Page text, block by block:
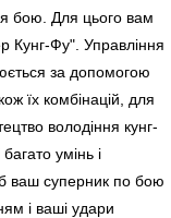
бою. Для цього вам
Кунг-Фу". Управління
за допомогою
їх комбінацій, для
володіння кунг-
умінь і
ваш суперник по бою
і ваші удари